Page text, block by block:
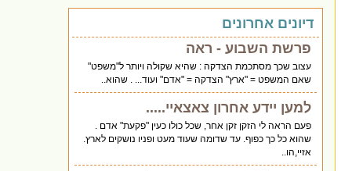
דיונים אחרונים
פרשת השבוע - ראה
עצוב שכך מסתכמת הצדקה : שהיא שקולה ויותר ל"משפט"
שאם המשפט = "ארץ" הצדקה = "אדם" ועוד... . שהוא..
למען יידע אחרון צאצאיי.....
פעם הראה לי הזקן זקן אחר, שכל כולו כעין "פקעת" אדם .
שהוא כל כך כפוף. עד שדומה שעוד מעט ופניו נושקים לארץ.
אזיי,הו..